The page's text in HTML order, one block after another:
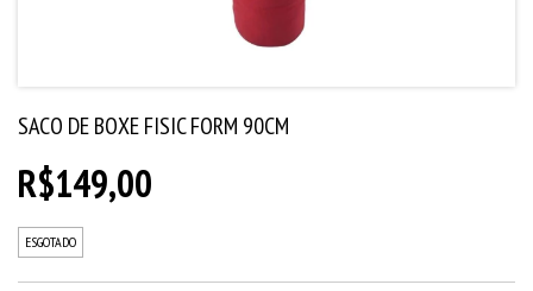
SACO DE BOXE FISIC FORM 90CM
R$149,00
ESGOTADO